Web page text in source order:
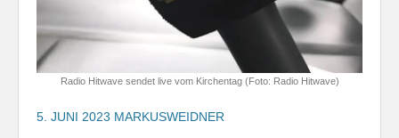
Radio Hitwave sendet live vom Kirchentag (Foto: Radio Hitwave)
5. JUNI 2023 MARKUSWEIDNER